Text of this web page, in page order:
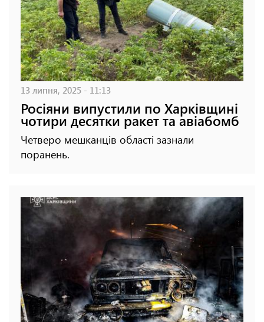
13 липня, 2025 - 11:13
Росіяни випустили по Харківщині
чотири десятки ракет та авіабомб
Четверо мешканців області зазнали
поранень.